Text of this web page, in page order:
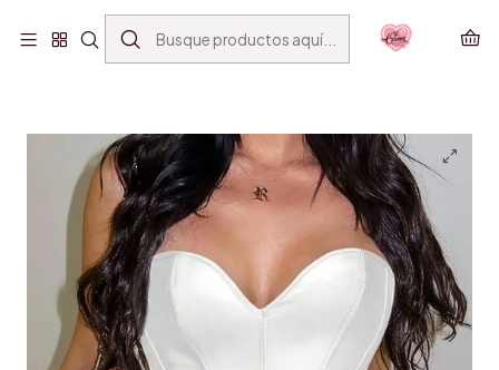
ENVÍO GRATIS SANTIAGO(*) POR COMPRAS SOBRE$39.990
Inicio VESTUARIO CORSET CORSET HEART